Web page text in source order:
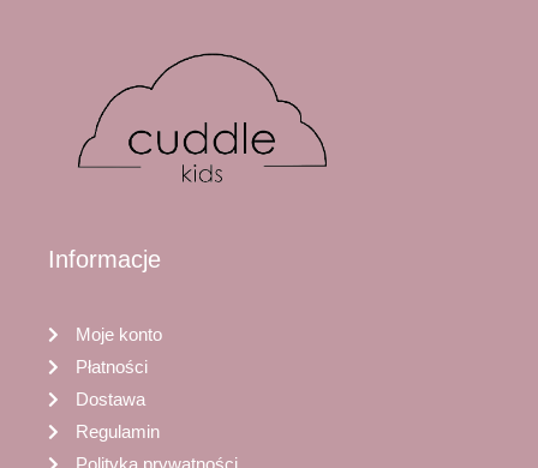
Informacje
Moje konto
Płatności
Dostawa
Regulamin